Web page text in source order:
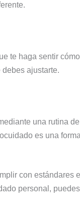
te haga sentir
ajustarte.
una rutina
es una
con estándares
personal,